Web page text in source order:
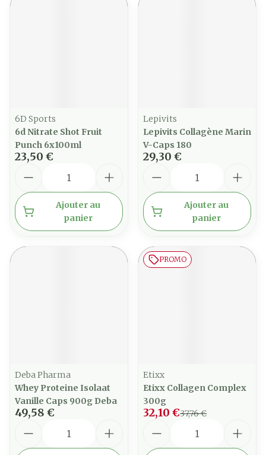
6D Sports
6d Nitrate Shot Fruit
Punch 6x100ml
23,50 €
Ajouter au
panier
Lepivits
Lepivits Collagène Marin
V-Caps 180
29,30 €
Ajouter au
panier
Deba Pharma
Whey Proteine Isolaat
Vanille Caps 900g Deba
49,58 €
PROMO
Etixx
Etixx Collagen Complex
300g
37,76 €
32,10 €